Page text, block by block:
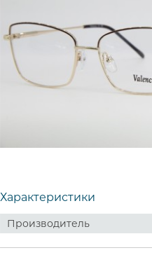
Характеристики
Производитель